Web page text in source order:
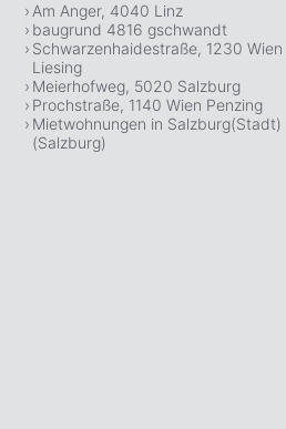
Am Anger, 4040 Linz
baugrund 4816 gschwandt
Schwarzenhaidestraße, 1230 Wien
Liesing
Meierhofweg, 5020 Salzburg
Prochstraße, 1140 Wien Penzing
Mietwohnungen in Salzburg(Stadt)
(Salzburg)